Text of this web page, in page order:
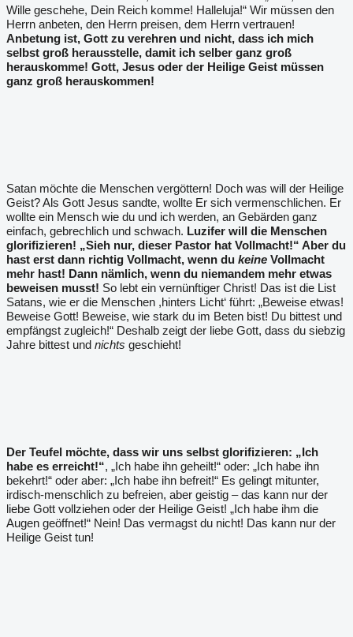
Wille geschehe, Dein Reich komme! Halleluja!“ Wir müssen den
Herrn anbeten, den Herrn preisen, dem Herrn vertrauen!
Anbetung ist, Gott zu verehren und nicht, dass ich mich
selbst groß herausstelle, damit ich selber ganz groß
herauskomme! Gott, Jesus oder der Heilige Geist müssen
ganz groß herauskommen!
Satan möchte die Menschen vergöttern! Doch was will der Heilige
Geist? Als Gott Jesus sandte, wollte Er sich vermenschlichen. Er
wollte ein Mensch wie du und ich werden, an Gebärden ganz
einfach, gebrechlich und schwach. Luzifer will die Menschen
glorifizieren! „Sieh nur, dieser Pastor hat Vollmacht!“ Aber du
hast erst dann richtig Vollmacht, wenn du keine Vollmacht
mehr hast! Dann nämlich, wenn du niemandem mehr etwas
beweisen musst! So lebt ein vernünftiger Christ! Das ist die List
Satans, wie er die Menschen ,hinters Licht‘ führt: „Beweise etwas!
Beweise Gott! Beweise, wie stark du im Beten bist! Du bittest und
empfängst zugleich!“ Deshalb zeigt der liebe Gott, dass du siebzig
Jahre bittest und nichts geschieht!
Der Teufel möchte, dass wir uns selbst glorifizieren: „Ich
habe es erreicht!“, „Ich habe ihn geheilt!“ oder: „Ich habe ihn
bekehrt!“ oder aber: „Ich habe ihn befreit!“ Es gelingt mitunter,
irdisch-menschlich zu befreien, aber geistig – das kann nur der
liebe Gott vollziehen oder der Heilige Geist! „Ich habe ihm die
Augen geöffnet!“ Nein! Das vermagst du nicht! Das kann nur der
Heilige Geist tun!